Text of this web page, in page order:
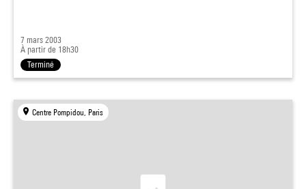
7 mars 2003
À partir de 18h30
Terminé
Centre Pompidou, Paris